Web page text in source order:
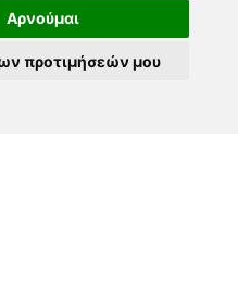
Αρνούμαι
προτιμήσεών μου